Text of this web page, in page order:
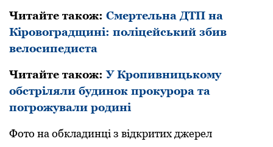
Читайте також: Смертельна ДТП на
Кіровоградщині: поліцейський збив
велосипедиста
Читайте також:У Кропивницькому
обстріляли будинок прокурора та
погрожували родині
Фото на обкладинці з відкритих джерел